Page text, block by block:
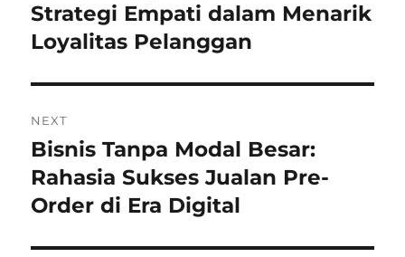
post:
Strategi Empati dalam Menarik
Loyalitas Pelanggan
NEXT
Next
post:
Bisnis Tanpa Modal Besar:
Rahasia Sukses Jualan Pre-
Order di Era Digital